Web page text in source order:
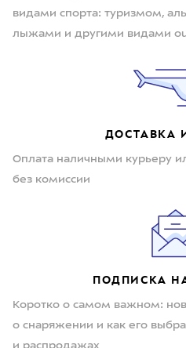
видами спорта: туризмом,
лыжами и другими видами
ДОСТАВКА
Оплата наличными курьеру
без комиссии
ПОДПИСКА
Коротко о самом важном:
о снаряжении и как его
и распродажах